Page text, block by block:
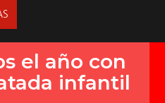
el año con
infantil